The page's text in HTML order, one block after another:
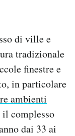
di ville e
tradizionale
finestre e
in particolare
ambienti
complesso
dai 33 ai